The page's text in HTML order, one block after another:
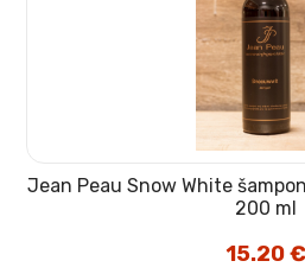
Jean Peau Snow White
200 ml
15.20€